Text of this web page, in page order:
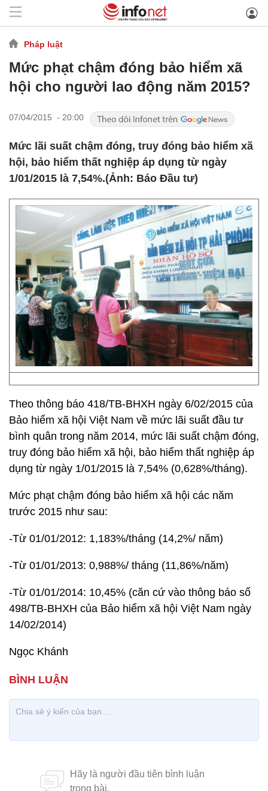
Pháp luật
Mức phạt chậm đóng bảo hiểm xã
hội cho người lao động năm 2015?
07/04/2015 - 20:00
Mức lãi suất chậm đóng, truy đóng bảo hiểm xã
hội, bảo hiểm thất nghiệp áp dụng từ ngày
1/01/2015 là 7,54%.(Ảnh: Báo Đầu tư)
Theo thông báo 418/TB-BHXH ngày 6/02/2015 của
Bảo hiểm xã hội Việt Nam về mức lãi suất đầu tư
bình quân trong năm 2014, mức lãi suất chậm đóng,
truy đóng bảo hiểm xã hội, bảo hiểm thất nghiệp áp
dụng từ ngày 1/01/2015 là 7,54% (0,628%/tháng).
Mức phạt chậm đóng bảo hiểm xã hội các năm
trước 2015 như sau:
-Từ 01/01/2012: 1,183%/tháng (14,2%/ năm)
-Từ 01/01/2013: 0,988%/ tháng (11,86%/năm)
-Từ 01/01/2014: 10,45% (căn cứ vào thông báo số
498/TB-BHXH của Bảo hiểm xã hội Việt Nam ngày
14/02/2014)
Ngọc Khánh